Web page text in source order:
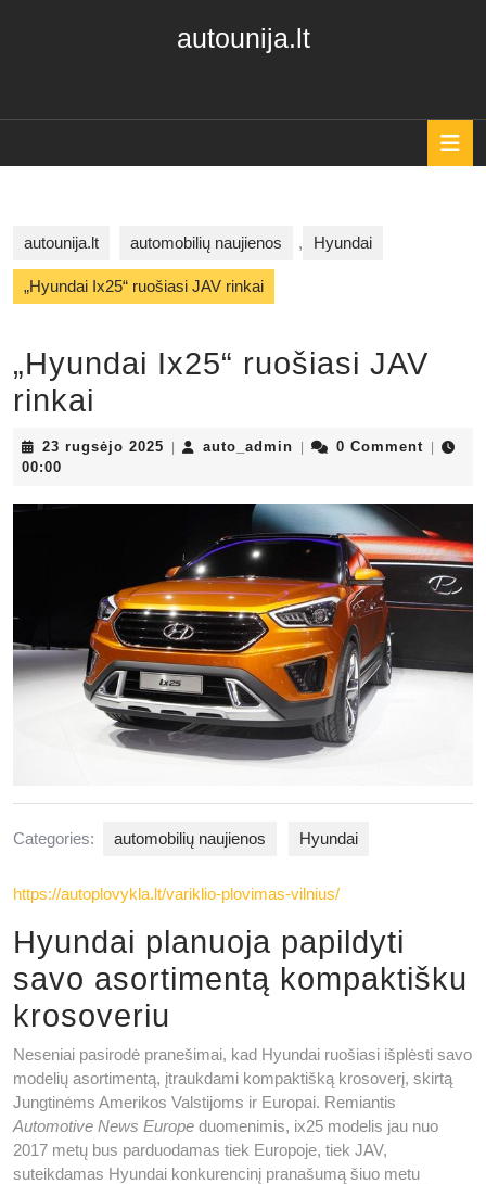
autounija.lt
autounija.lt automobilių naujienos , Hyundai
„Hyundai Ix25“ ruošiasi JAV rinkai
„Hyundai Ix25“ ruošiasi JAV
rinkai
23 rugsėjo 2025 23
auto_admin auto_admin
0 Comment
00:00
Categories: automobilių naujienos Hyundai
https://autoplovykla.lt/variklio-plovimas-vilnius/
Hyundai planuoja papildyti
savo asortimentą kompaktišku
krosoveriu
Neseniai pasirodė pranešimai, kad Hyundai ruošiasi išplėsti savo
modelių asortimentą, įtraukdami kompaktišką krosoverį, skirtą
Jungtinėms Amerikos Valstijoms ir Europai. Remiantis
Automotive News Europe duomenimis, ix25 modelis jau nuo
2017 metų bus parduodamas tiek Europoje, tiek JAV,
suteikdamas Hyundai konkurencinį pranašumą šiuo metu